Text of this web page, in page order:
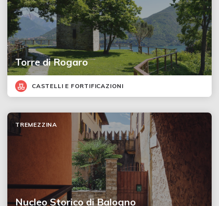
Torre di Rogaro
CASTELLI E FORTIFICAZIONI
Nucleo Storico di Balogno
TREMEZZINA